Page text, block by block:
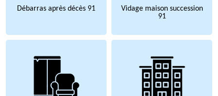
Débarras après décès 91
Vidage maison succession
91